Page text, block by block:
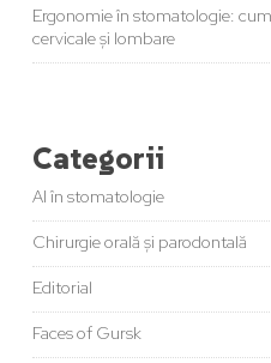
Ergonomie în stomatologie:
cervicale și lombare
Categorii
AI în stomatologie
Chirurgie orală și parodontală
Editorial
Faces of Gursk